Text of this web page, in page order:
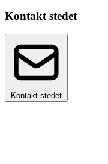
Kontakt stedet
Kontakt stedet